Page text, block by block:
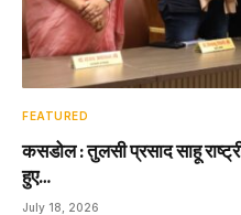
FEATURED
कसडोल : तुलसी प्रसाद साहू
हुए…
July 18, 2026